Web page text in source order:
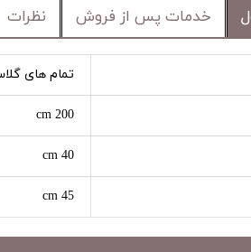
خدمات پس از فروش نظرات
تمام های
200 cm
40 cm
45 cm